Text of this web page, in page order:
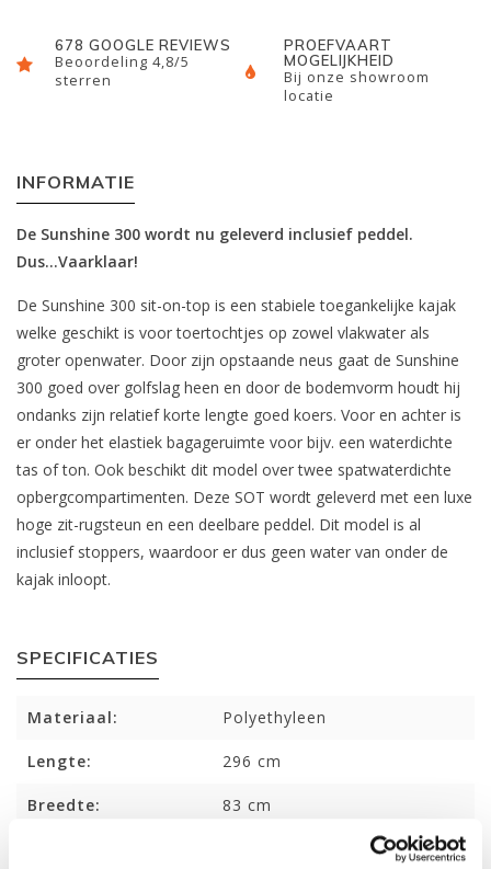
678 GOOGLE REVIEWS
Beoordeling 4,8/5
sterren
PROEFVAART
MOGELIJKHEID
Bij onze showroom
locatie
INFORMATIE
De Sunshine 300 wordt nu geleverd inclusief peddel.
Dus...Vaarklaar!
De Sunshine 300 sit-on-top is een stabiele toegankelijke kajak
welke geschikt is voor toertochtjes op zowel vlakwater als
groter openwater. Door zijn opstaande neus gaat de Sunshine
300 goed over golfslag heen en door de bodemvorm houdt hij
ondanks zijn relatief korte lengte goed koers. Voor en achter is
er onder het elastiek bagageruimte voor bijv. een waterdichte
tas of ton. Ook beschikt dit model over twee spatwaterdichte
opbergcompartimenten. Deze SOT wordt geleverd met een luxe
hoge zit-rugsteun en een deelbare peddel. Dit model is al
inclusief stoppers, waardoor er dus geen water van onder de
kajak inloopt.
SPECIFICATIES
Materiaal: Polyethyleen
Lengte: 296 cm
Breedte: 83 cm